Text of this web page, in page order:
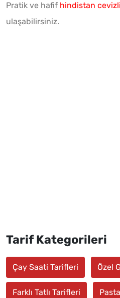
Pratik ve hafif hindistan
ulaşabilirsiniz.
Tarif Kategorileri
Çay Saati Tarifleri Özel
Farklı Tatlı Tarifleri